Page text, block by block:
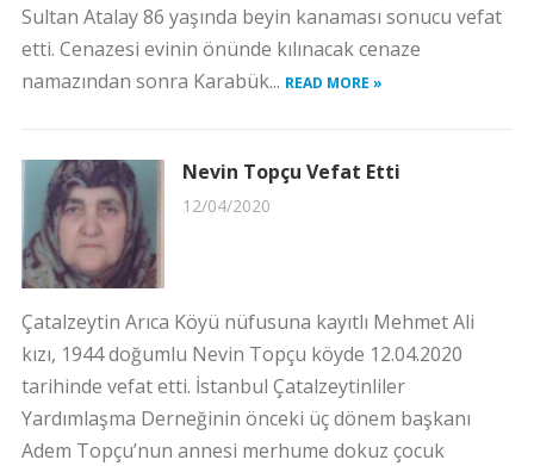
Sultan Atalay 86 yaşında beyin kanaması sonucu vefat
etti. Cenazesi evinin önünde kılınacak cenaze
namazından sonra Karabük... READ MORE »
Nevin Topçu Vefat Etti
12/04/2020
Çatalzeytin Arıca Köyü nüfusuna kayıtlı Mehmet Ali
kızı, 1944 doğumlu Nevin Topçu köyde 12.04.2020
tarihinde vefat etti. İstanbul Çatalzeytinliler
Yardımlaşma Derneğinin önceki üç dönem başkanı
Adem Topçu’nun annesi merhume dokuz çocuk